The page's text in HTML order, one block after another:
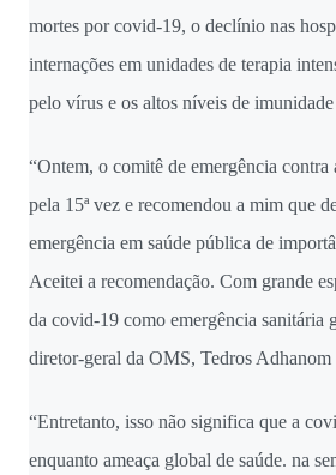
mortes por covid-19, o declínio nas
internações em unidades de terapia
pelo vírus e os altos níveis de
“Ontem, o comitê de emergência
pela 15ª vez e recomendou a mim que
emergência em saúde pública de
Aceitei a recomendação. Com grande
da covid-19 como emergência sanitária
diretor-geral da OMS, Tedros Adhanom
“Entretanto, isso não significa que a
enquanto ameaça global de saúde. na